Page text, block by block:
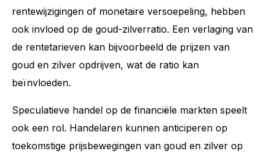
rentewijzigingen of monetaire versoepeling, hebben
ook invloed op de goud-zilverratio. Een verlaging van
de rentetarieven kan bijvoorbeeld de prijzen van
goud en zilver opdrijven, wat de ratio kan
beïnvloeden.
Speculatieve handel op de financiële markten speelt
ook een rol. Handelaren kunnen anticiperen op
toekomstige prijsbewegingen van goud en zilver op